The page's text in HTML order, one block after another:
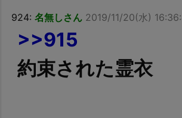
924: 名無しさん 2019/11/20(水)
>>915
約束された霊衣